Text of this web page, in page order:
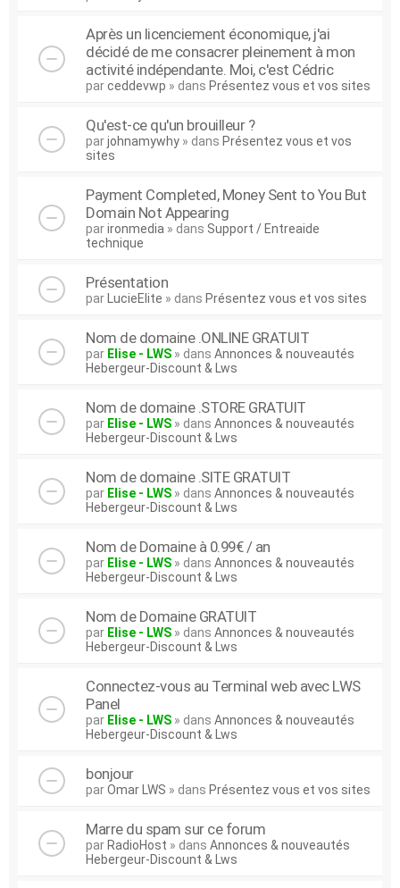
Après un licenciement économique, j'ai
décidé de me consacrer pleinement à mon
activité indépendante. Moi, c'est Cédric
parceddevwp » dans Présentez vous et vos sites
Qu'est-ce qu'un brouilleur ?
parjohnamywhy » dans Présentez vous et vos
sites
Payment Completed, Money Sent to You But
Domain Not Appearing
parironmedia » dans Support / Entreaide
technique
Présentation
par LucieElite » dans Présentez vous et vos sites
Nom de domaine .ONLINE GRATUIT
par Elise - LWS » dans Annonces & nouveautés
Hebergeur-Discount & Lws
Nom de domaine .STORE GRATUIT
par Elise - LWS » dans Annonces & nouveautés
Hebergeur-Discount & Lws
Nom de domaine .SITE GRATUIT
par Elise - LWS » dans Annonces & nouveautés
Hebergeur-Discount & Lws
Nom de Domaine à 0.99€ / an
par Elise - LWS » dans Annonces & nouveautés
Hebergeur-Discount & Lws
Nom de Domaine GRATUIT
par Elise - LWS » dans Annonces & nouveautés
Hebergeur-Discount & Lws
Connectez-vous au Terminal web avec LWS
Panel
par Elise - LWS » dans Annonces & nouveautés
Hebergeur-Discount & Lws
bonjour
parOmar LWS » dans Présentez vous et vos sites
Marre du spam sur ce forum
par RadioHost » dans Annonces & nouveautés
Hebergeur-Discount & Lws